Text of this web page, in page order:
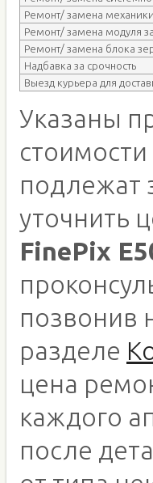
Ремонт/ замена
Ремонт/ замена модуля
Ремонт/ замена блока
Надбавка за срочность
Выезд курьера для
Указаны
подлежат
уточнить
FinePix
позвонив
разделе
цена
каждого
после